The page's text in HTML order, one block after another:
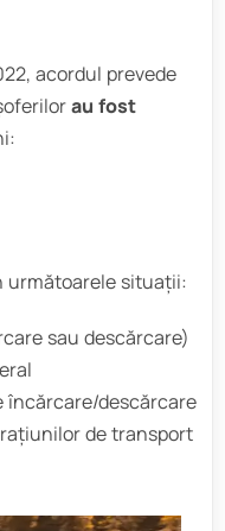
acordul prevede
au fost
următoarele situații:
sau descărcare)
încărcare/descărcare
de transport